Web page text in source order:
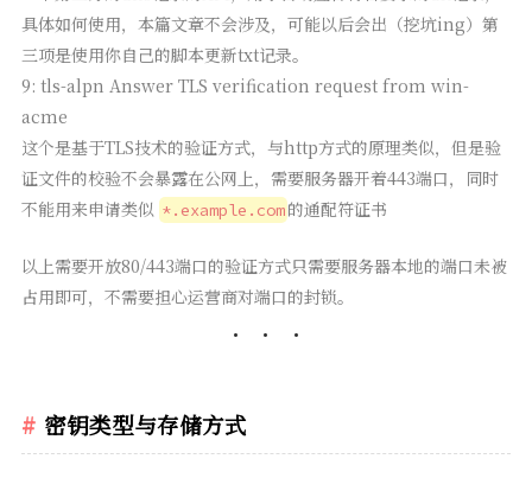
具体如何使用，本篇文章不会涉及，可能以后会出（挖坑ing）第
三项是使用你自己的脚本更新txt记录。
9: tls-alpn Answer TLS verification request from win-
acme
这个是基于TLS技术的验证方式，与http方式的原理类似，但是验
证文件的校验不会暴露在公网上，需要服务器开着443端口，同时
不能用来申请类似 *.example.com的通配符证书
以上需要开放80/443端口的验证方式只需要服务器本地的端口未被
占用即可，不需要担心运营商对端口的封锁。
密钥类型与存储方式